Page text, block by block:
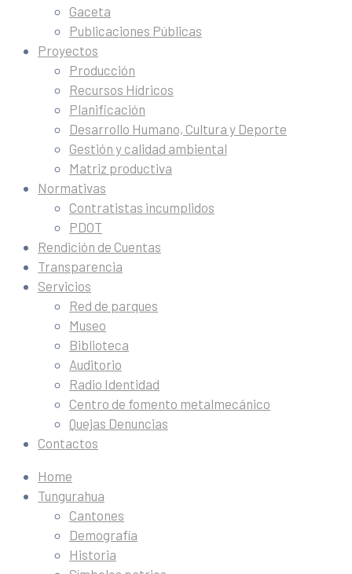
Gaceta
Publicaciones Públicas
Proyectos
Producción
Recursos Hídricos
Planificación
Desarrollo Humano, Cultura y Deporte
Gestión y calidad ambiental
Matriz productiva
Normativas
Contratistas incumplidos
PDOT
Rendición de Cuentas
Transparencia
Servicios
Red de parques
Museo
Biblioteca
Auditorio
Radio Identidad
Centro de fomento metalmecánico
Quejas Denuncias
Contactos
Home
Tungurahua
Cantones
Demografía
Historia